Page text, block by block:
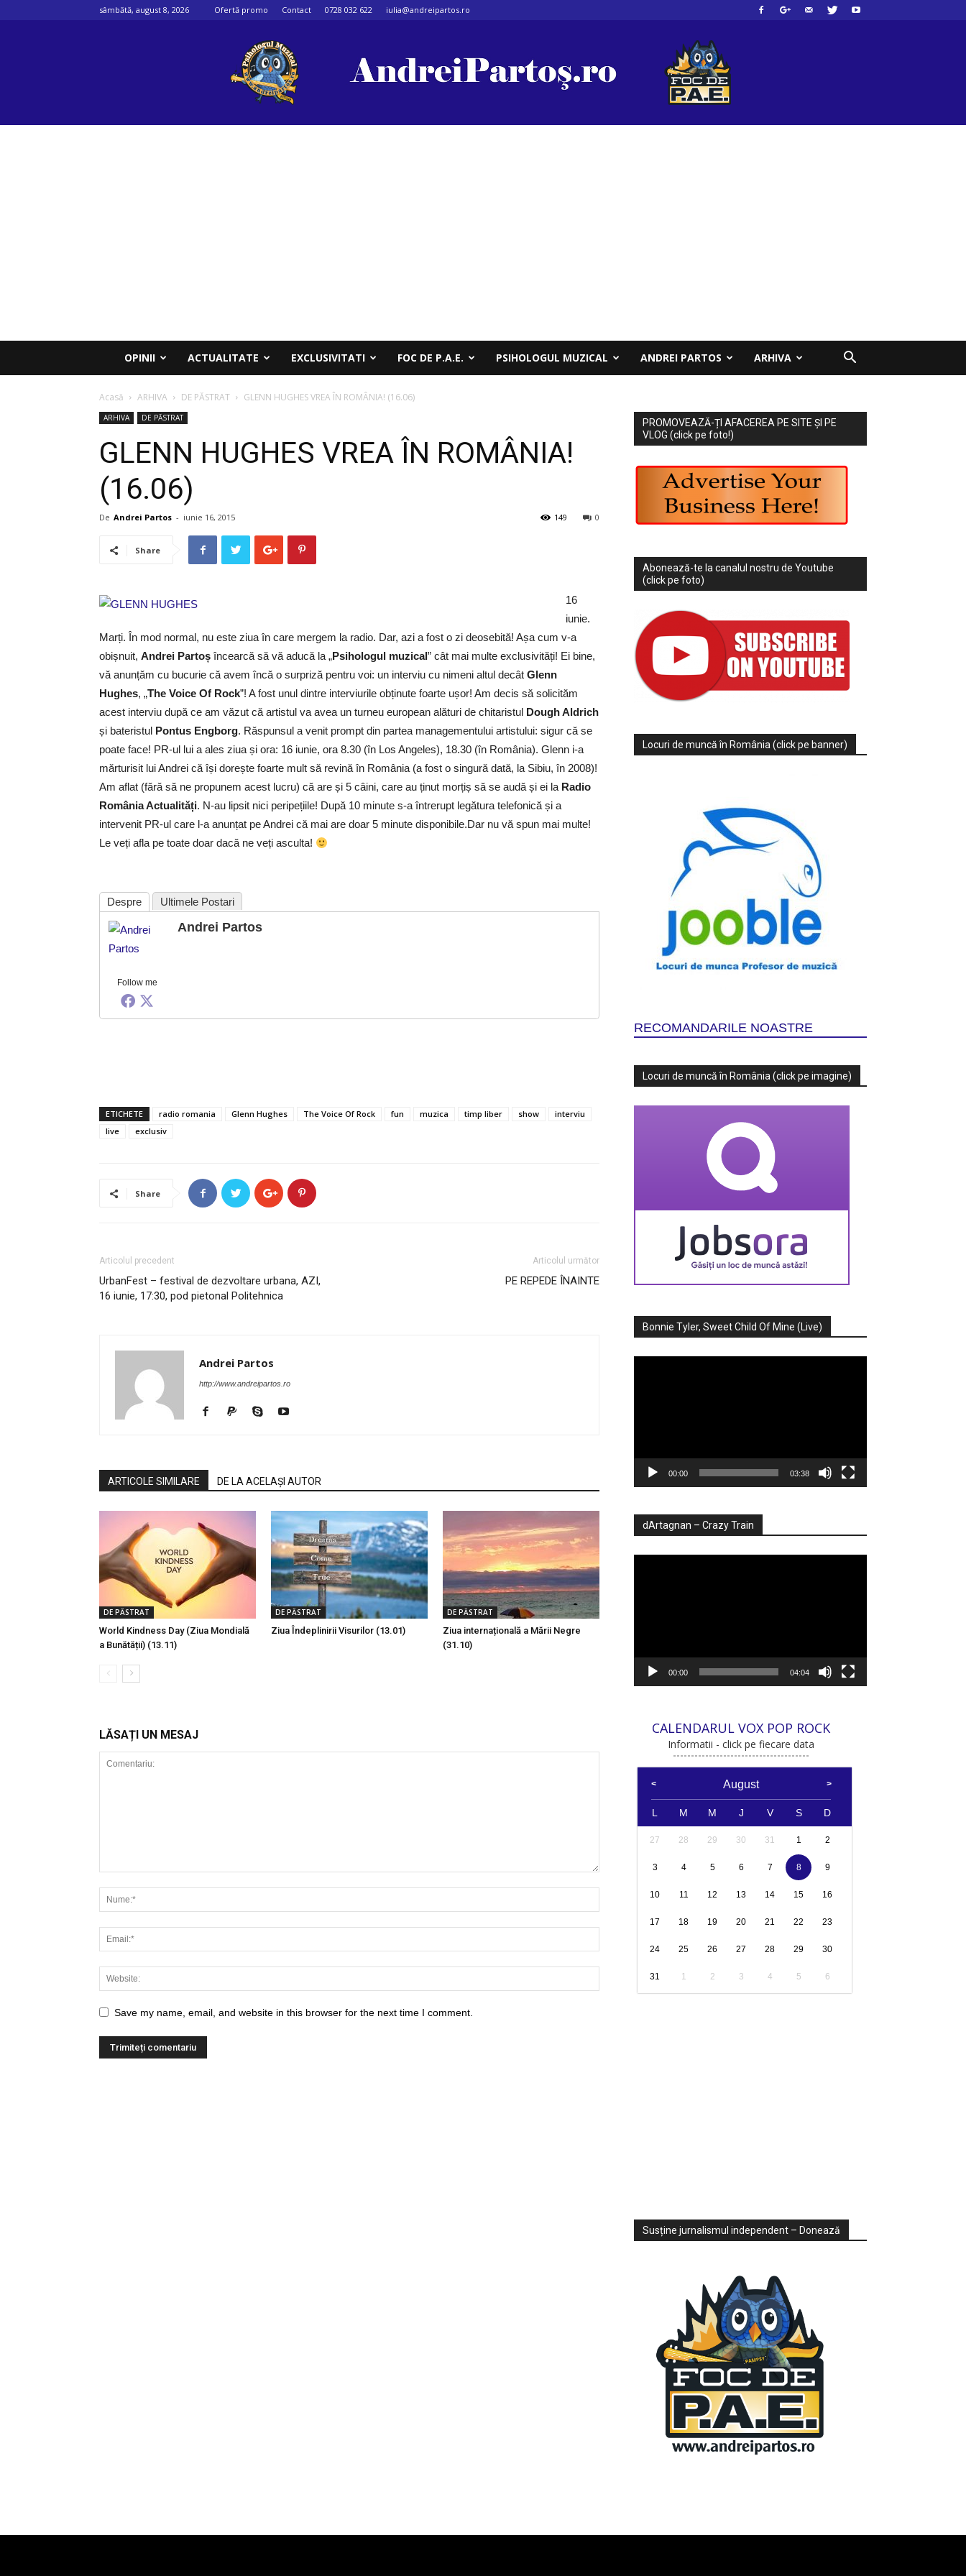
sâmbătă, august 8, 2026 Ofertă promo Contact 0728 032 622 iulia@andreipartos.ro
OPINII ACTUALITATE EXCLUSIVITATI FOC DE P.A.E. PSIHOLOGUL MUZICAL ANDREI PARTOS ARHIVA
Acasă ARHIVA DE PĂSTRAT GLENN HUGHES VREA ÎN ROMÂNIA! (16.06)
ARHIVA DE PĂSTRAT
GLENN HUGHES VREA ÎN ROMÂNIA!
(16.06)
De Andrei Partos - iunie 16, 2015 0
149
Share
16
iunie.
Marți. În mod normal, nu este ziua în care mergem la radio. Dar, azi a fost o zi deosebită! Așa cum v-a
obișnuit, Andrei Partoș încearcă să vă aducă la „Psihologul muzical” cât mai multe exclusivități! Ei bine,
vă anunțăm cu bucurie că avem încă o surpriză pentru voi: un interviu cu nimeni altul decât Glenn
Hughes, „The Voice Of Rock”! A fost unul dintre interviurile obținute foarte ușor! Am decis să solicităm
acest interviu după ce am văzut că artistul va avea un turneu european alături de chitaristul Dough Aldrich
și bateristul Pontus Engborg. Răspunsul a venit prompt din partea managementului artistului: sigur că se
poate face! PR-ul lui a ales ziua și ora: 16 iunie, ora 8.30 (în Los Angeles), 18.30 (în România). Glenn i-a
mărturisit lui Andrei că își dorește foarte mult să revină în România (a fost o singură dată, la Sibiu, în 2008)!
Am aflat (fără să ne propunem acest lucru) că are și 5 câini, care au ținut morțiș să se audă și ei la Radio
România Actualități. N-au lipsit nici peripețiile! După 10 minute s-a întrerupt legătura telefonică și a
intervenit PR-ul care l-a anunțat pe Andrei că mai are doar 5 minute disponibile.Dar nu vă spun mai multe!
Le veți afla pe toate doar dacă ne veți asculta!
Despre Ultimele Postari
Follow me
Andrei Partos
ETICHETE radio romania Glenn Hughes The Voice Of Rock fun muzica timp liber show
interviu
live
exclusiv
Share
Articolul precedent
UrbanFest – festival de dezvoltare urbana, AZI,
16 iunie, 17:30, pod pietonal Politehnica
Articolul următor
PE REPEDE ÎNAINTE
Andrei Partos
http://www.andreipartos.ro
ARTICOLE SIMILARE DE LA ACELAȘI AUTOR
DE PĂSTRAT
World Kindness Day (Ziua Mondială
a Bunătății) (13.11)
DE PĂSTRAT
Ziua Îndeplinirii Visurilor (13.01)
DE PĂSTRAT
Ziua internațională a Mării Negre
(31.10)
LĂSAȚI UN MESAJ
Save my name, email, and website in this browser for the next time I comment.
PROMOVEAZĂ-ȚI AFACEREA PE SITE ȘI PE
VLOG (click pe foto!)
Abonează-te la canalul nostru de Youtube
(click pe foto)
Locuri de muncă în România (click pe banner)
RECOMANDARILE NOASTRE
Locuri de muncă în România (click pe imagine)
Bonnie Tyler, Sweet Child Of Mine (Live)
00:00 03:38
dArtagnan – Crazy Train
00:00 04:04
CALENDARUL VOX POP ROCK
Informatii - click pe fiecare data
August
L M M J V S D
27 28 29 30 31 1 2
3 4 5 6 7 8 9
10 11 12 13 14 15 16
17 18 19 20 21 22 23
24 25 26 27 28 29 30
31 1 2 3 4 5 6
Sondaje
Video
Susține jurnalismul independent – Donează